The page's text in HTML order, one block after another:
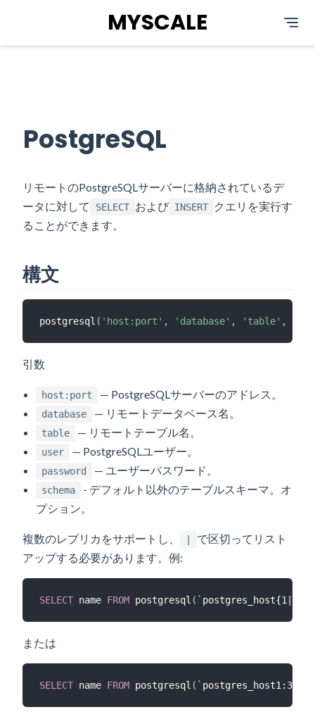
MYSCALE
PostgreSQL
リモートのPostgreSQLサーバーに格納されているデ
ータに対して
SELECT および INSERT
クエリを実行す
ることができます。
構文
postgresql ( 'host:port' , 'database' , 'table' ,
引数
host:port — PostgreSQLサーバーのアドレス。
database — リモートデータベース名。
table — リモートテーブル名。
user — PostgreSQLユーザー。
password — ユーザーパスワード。
schema
- デフォルト以外のテーブルスキーマ。オ
プション。
複数のレプリカをサポートし、
で区切ってリスト
アップする必要があります。例:
SELECT name FROM postgresql ( `
または
SELECT name FROM postgresql ( `